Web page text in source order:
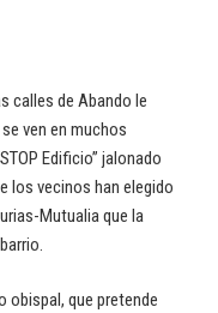
calles de Abando le
ven en muchos
Edificio” jalonado
los vecinos han elegido
Mutualia que la
obispal, que pretende